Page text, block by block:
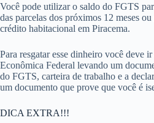
Você pode utilizar o saldo do FGTS
das parcelas dos próximos 12 meses
crédito habitacional em Piracema.
Para resgatar esse dinheiro você deve
Econômica Federal levando um
do FGTS, carteira de trabalho e a
um documento que prove que você é
DICA EXTRA!!!